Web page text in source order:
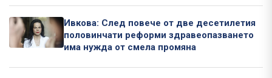
Ивкова: След повече от две десетилетия
половинчати реформи здравеопазването
има нужда от смела промяна